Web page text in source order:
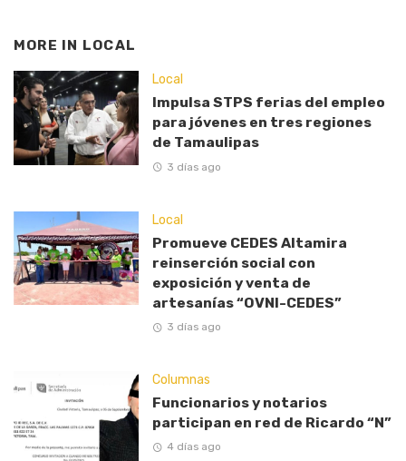
MORE IN LOCAL
Local
Impulsa STPS ferias del empleo
para jóvenes en tres regiones
de Tamaulipas
3 días ago
Local
Promueve CEDES Altamira
reinserción social con
exposición y venta de
artesanías “OVNI-CEDES”
3 días ago
Columnas
Funcionarios y notarios
participan en red de Ricardo “N”
4 días ago